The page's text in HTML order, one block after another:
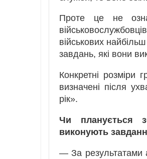
Проте це не
військових
завдань, які вони
Конкретні розміри
визначені після
рік».
Чи планується
виконують
— За результатами